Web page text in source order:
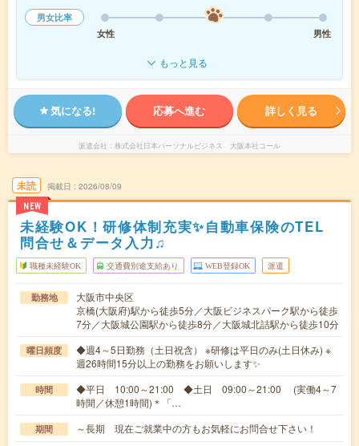
男女比率
女性
男性
もっと見る
気になる! 応募へ進む 詳しく見る
派遣会社 株式会社日本パーソナルビジネス 大阪本社コール
未読
NEW
掲載日 2026/08/09
未経験OK！研修体制充実✨自動車保険のTEL
問合せ＆データ入力♫
職種未経験OK 交通費別途支給あり WEB登録OK 派遣
勤務地
大阪市中央区
京橋(大阪府)駅から徒歩5分／大阪ビジネスパーク駅から徒歩
7分／大阪城公園駅から徒歩8分／大阪城北詰駅から徒歩10分
曜日頻度
◆週4～5日勤務（土日祝含） ※研修は平日のみ(土日休み) ※
週26時間15分以上の勤務をお願いします✨
時間
◆平日 10:00～21:00 ◆土日 09:00～21:00 (実働4～7
時間／休憩1時間)＊「…
期間 ～長期 現在ご就業中の方もお気軽にお問合せ下さい！